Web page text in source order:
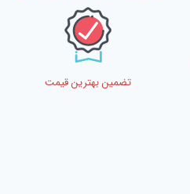
تضمین بهترین قیمت